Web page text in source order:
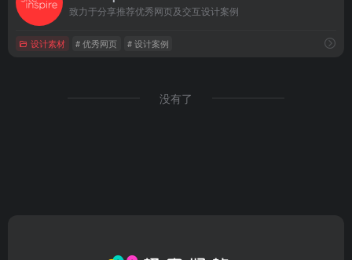
致力于分享推荐优秀网页及交互设计案例
设计素材 # 优秀网页 # 设计案例
没有了